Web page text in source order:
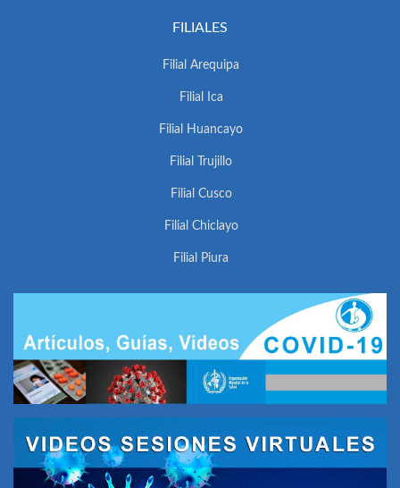
FILIALES
Filial Arequipa
Filial Ica
Filial Huancayo
Filial Trujillo
Filial Cusco
Filial Chiclayo
Filial Piura